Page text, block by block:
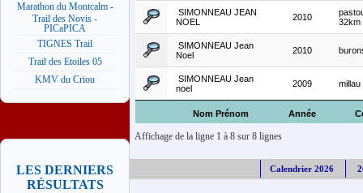
Marathon du Montcalm -
Trail des Novis -
PICaPICA
TIGNES Trail
Trail des Etoiles 05
KMV du Criou
LES DERNIERS
RÉSULTATS
Nom Prénom Année
SIMONNEAU JEAN
NOEL
2010
32km
SIMONNEAU Jean
Noel
2010
SIMONNEAU Jean
noel
2009 millau
Affichage de la ligne 1 à 8 sur 8 lignes
Calendrier 2026